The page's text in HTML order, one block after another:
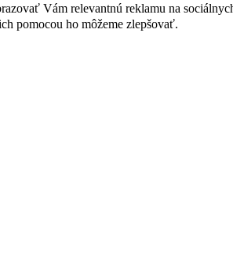
Vám relevantnú reklamu na
pomocou ho môžeme zlepšovať.